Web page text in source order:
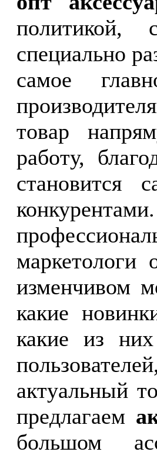
политикой,
специально
самое
товар
работу,
становится
маркетологи
изменчивом
какие
какие из
актуальный
предлагаем
большом